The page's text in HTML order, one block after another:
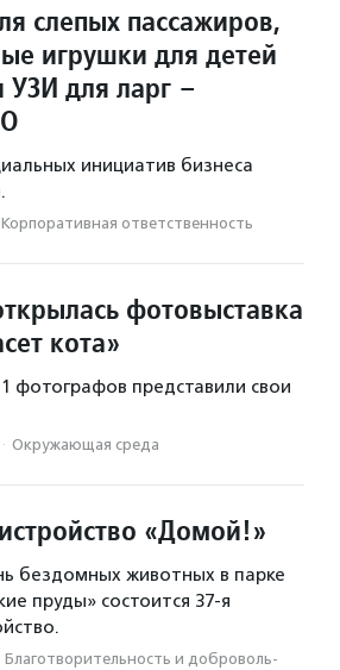
слепых пассажиров,
игрушки для детей
УЗИ для ларг –
инициатив бизнеса
Корпоративная ответственность
фотовыставка
кота»
фотографов представили свои
· Окружающая среда
«Домой!»
бездомных животных в парке
пруды» состоится 37-я
Благотвори­тель­ность и доброволь­